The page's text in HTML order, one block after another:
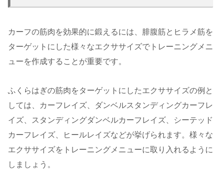
カーフの筋肉を効果的に鍛えるには、腓腹筋とヒラメ筋を
ターゲットにした様々なエクササイズでトレーニングメニ
ューを作成することが重要です。
ふくらはぎの筋肉をターゲットにしたエクササイズの例と
しては、カーフレイズ、ダンベルスタンディングカーフレ
イズ、スタンディングダンベルカーフレイズ、シーテッド
カーフレイズ、ヒールレイズなどが挙げられます。様々な
エクササイズをトレーニングメニューに取り入れるように
しましょう。